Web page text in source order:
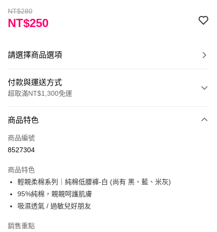
NT$280
NT$250
請選擇商品選項
付款與運送方式
超取滿NT$1,300免運
信用卡一次付款
超商取貨付款
運送方式
全家取貨付款
每筆NT$90，滿NT$1,300(含以上)免運費
每筆NT$90，滿NT$1,300(含以上)免運費
商品特色
商品編號
8527304
商品特色
輕親柔棉系列｜純棉低腰褲-白 (尚有 黑、藍、米灰)
95%純棉，親親呵護肌膚
吸濕透氣 / 過敏兒好朋友
銷售重點